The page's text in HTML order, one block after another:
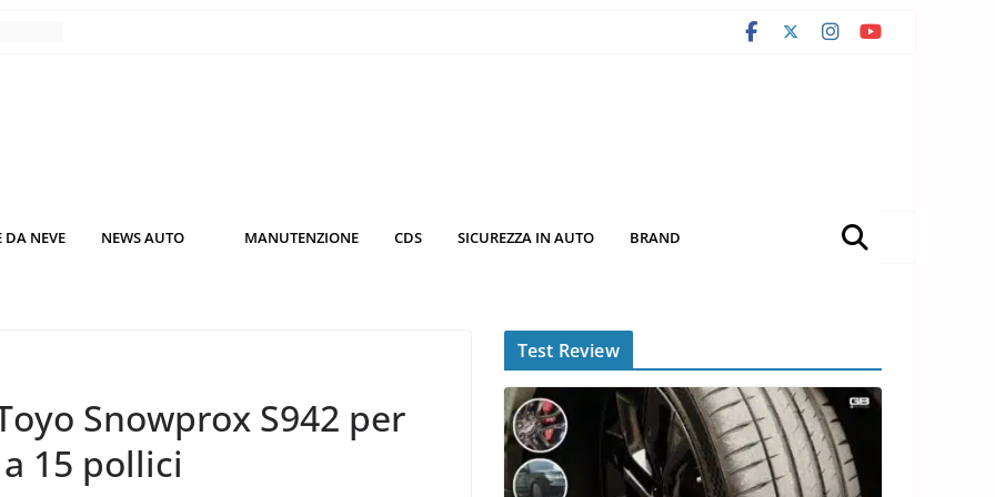
DA NEVE NEWS AUTO MANUTENZIONE CDS SICUREZZA IN AUTO BRAND
Snowprox S942 per
15 pollici
Test Review